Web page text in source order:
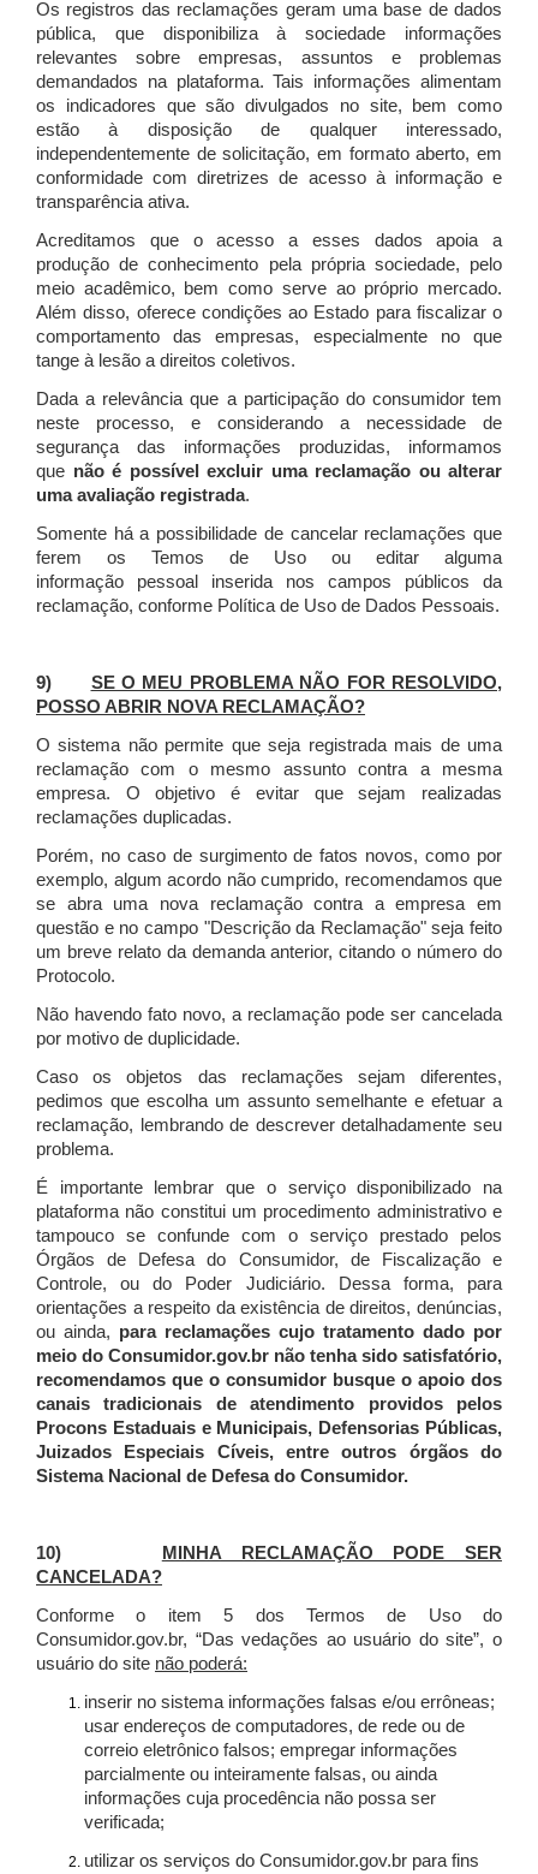
Os registros das reclamações geram uma base de dados
pública, que disponibiliza à sociedade informações
relevantes sobre empresas, assuntos e problemas
demandados na plataforma. Tais informações alimentam
os indicadores que são divulgados no site, bem como
estão à disposição de qualquer interessado,
independentemente de solicitação, em formato aberto, em
conformidade com diretrizes de acesso à informação e
transparência ativa.
Acreditamos que o acesso a esses dados apoia a
produção de conhecimento pela própria sociedade, pelo
meio acadêmico, bem como serve ao próprio mercado.
Além disso, oferece condições ao Estado para fiscalizar o
comportamento das empresas, especialmente no que
tange à lesão a direitos coletivos.
Dada a relevância que a participação do consumidor tem
neste processo, e considerando a necessidade de
segurança das informações produzidas, informamos
que não é possível excluir uma reclamação ou alterar
uma avaliação registrada.
Somente há a possibilidade de cancelar reclamações que
ferem os Temos de Uso ou editar alguma
informação pessoal inserida nos campos públicos da
reclamação, conforme Política de Uso de Dados Pessoais.
9) SE O MEU PROBLEMA NÃO FOR RESOLVIDO,
POSSO ABRIR NOVA RECLAMAÇÃO?
O sistema não permite que seja registrada mais de uma
reclamação com o mesmo assunto contra a mesma
empresa. O objetivo é evitar que sejam realizadas
reclamações duplicadas.
Porém, no caso de surgimento de fatos novos, como por
exemplo, algum acordo não cumprido, recomendamos que
se abra uma nova reclamação contra a empresa em
questão e no campo "Descrição da Reclamação" seja feito
um breve relato da demanda anterior, citando o número do
Protocolo.
Não havendo fato novo, a reclamação pode ser cancelada
por motivo de duplicidade.
Caso os objetos das reclamações sejam diferentes,
pedimos que escolha um assunto semelhante e efetuar a
reclamação, lembrando de descrever detalhadamente seu
problema.
É importante lembrar que o serviço disponibilizado na
plataforma não constitui um procedimento administrativo e
tampouco se confunde com o serviço prestado pelos
Órgãos de Defesa do Consumidor, de Fiscalização e
Controle, ou do Poder Judiciário. Dessa forma, para
orientações a respeito da existência de direitos, denúncias,
ou ainda, para reclamações cujo tratamento dado por
meio do Consumidor.gov.br não tenha sido satisfatório,
recomendamos que o consumidor busque o apoio dos
canais tradicionais de atendimento providos pelos
Procons Estaduais e Municipais, Defensorias Públicas,
Juizados Especiais Cíveis, entre outros órgãos do
Sistema Nacional de Defesa do Consumidor.
10)
MINHA RECLAMAÇÃO PODE SER
CANCELADA?
Conforme o item 5 dos Termos de Uso do
Consumidor.gov.br, “Das vedações ao usuário do site”, o
usuário do site não poderá:
inserir no sistema informações falsas e/ou errôneas;
usar endereços de computadores, de rede ou de
correio eletrônico falsos; empregar informações
parcialmente ou inteiramente falsas, ou ainda
informações cuja procedência não possa ser
verificada;
utilizar os serviços do Consumidor.gov.br para fins